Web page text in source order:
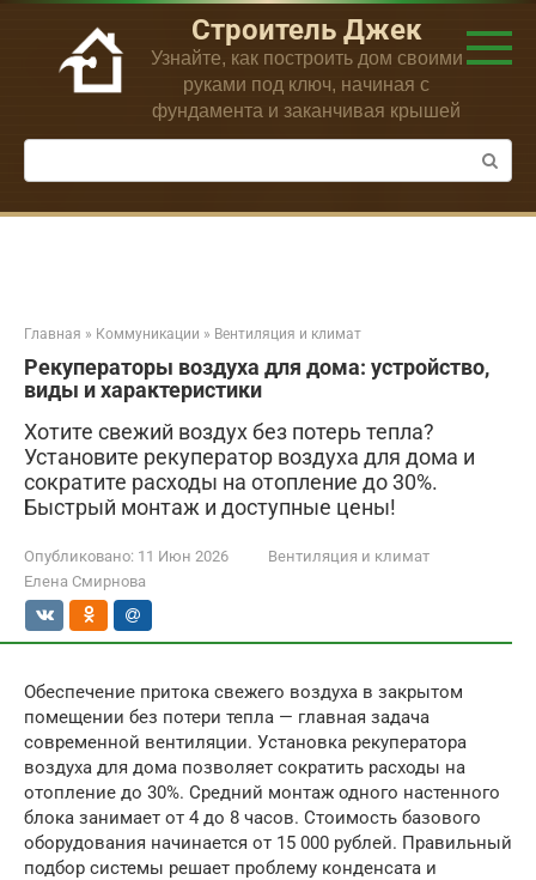
Перейти
контенту
Строитель Джек
Узнайте, как построить дом своими
руками под ключ, начиная с
фундамента и заканчивая крышей
Поиск:
Главная » Коммуникации » Вентиляция и климат
Рекуператоры воздуха для дома: устройство,
виды и характеристики
Хотите свежий воздух без потерь тепла?
Установите рекуператор воздуха для дома и
сократите расходы на отопление до 30%.
Быстрый монтаж и доступные цены!
Опубликовано: 11 Июн 2026
Вентиляция и климат
Елена Смирнова
Обеспечение притока свежего воздуха в закрытом
помещении без потери тепла — главная задача
современной вентиляции. Установка рекуператора
воздуха для дома позволяет сократить расходы на
отопление до 30%. Средний монтаж одного настенного
блока занимает от 4 до 8 часов. Стоимость базового
оборудования начинается от 15 000 рублей. Правильный
подбор системы решает проблему конденсата и